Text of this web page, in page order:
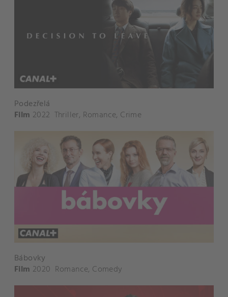
Podezřelá
Film 2022 Thriller, Romance, Crime
Bábovky
Film 2020 Romance, Comedy